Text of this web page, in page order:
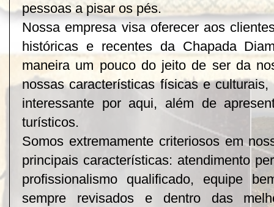
pessoas a pisar os pés.
Nossa empresa visa oferecer aos
históricas e recentes da Chapada
maneira um pouco do jeito de ser da
nossas características físicas e
interessante por aqui, além de
turísticos.
Somos extremamente criteriosos em
principais características: atendimento
profissionalismo qualificado, equipe
sempre revisados e dentro das